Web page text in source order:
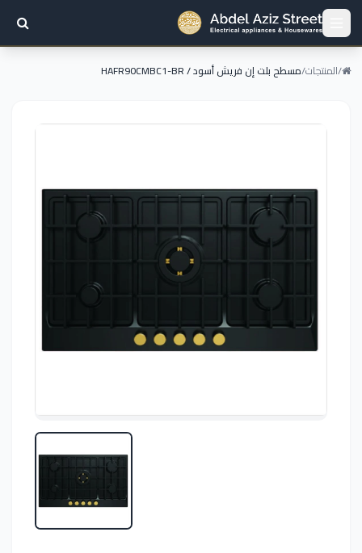
/المنتجات/مسطح بلت إن فريش أسود / HAFR90CMBC1-BR